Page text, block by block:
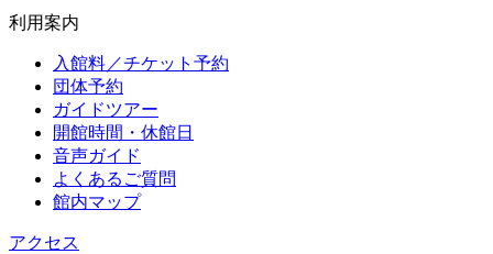
利用案内
入館料／チケット予約
団体予約
ガイドツアー
開館時間・休館日
音声ガイド
よくあるご質問
館内マップ
アクセス